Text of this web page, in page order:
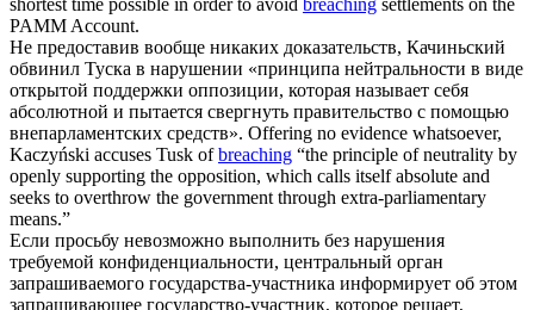
shortest time possible in order to avoid breaching settlements on the
PAMM Account.
Не предоставив вообще никаких доказательств, Качиньский
обвинил Туска в нарушении «принципа нейтральности в виде
открытой поддержки оппозиции, которая называет себя
абсолютной и пытается свергнуть правительство с помощью
внепарламентских средств». Offering no evidence whatsoever,
Kaczyński accuses Tusk ofbreaching “the principle of neutrality by
openly supporting the opposition, which calls itself absolute and
seeks to overthrow the government through extra-parliamentary
means.”
Если просьбу невозможно выполнить без нарушения
требуемой конфиденциальности, центральный орган
запрашиваемого государства-участника информирует об этом
запрашивающее государство-участник, которое решает,